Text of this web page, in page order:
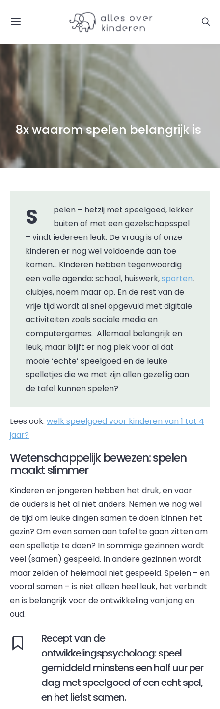
8x waarom spelen belangrijk is
Spelen – hetzij met speelgoed, lekker
buiten of met een gezelschapsspel
– vindt iedereen leuk. De vraag is of onze
kinderen er nog wel voldoende aan toe
komen… Kinderen hebben tegenwoordig
een volle agenda: school, huiswerk,sporten,
clubjes, noem maar op. En de rest van de
vrije tijd wordt al snel opgevuld met digitale
activiteiten zoals sociale media en
computergames. Allemaal belangrijk en
leuk, maar blijft er nog plek voor al dat
mooie ‘echte’ speelgoed en de leuke
spelletjes die we met zijn allen gezellig aan
de tafel kunnen spelen?
Lees ook: welk speelgoed voor kinderen van 1 tot 4
jaar?
Wetenschappelijk bewezen: spelen
maakt slimmer
Kinderen en jongeren hebben het druk, en voor
de ouders is het al niet anders. Nemen we nog wel
de tijd om leuke dingen samen te doen binnen het
gezin? Om even samen aan tafel te gaan zitten om
een spelletje te doen? In sommige gezinnen wordt
veel (samen) gespeeld. In andere gezinnen wordt
maar zelden of helemaal niet gespeeld. Spelen – en
vooral samen – is niet alleen heel leuk, het verbindt
en is belangrijk voor de ontwikkeling van jong en
oud.
Recept van de
ontwikkelingspsycholoog: speel
gemiddeld minstens een half uur per
dag met speelgoed of een echt spel,
en het liefst samen.